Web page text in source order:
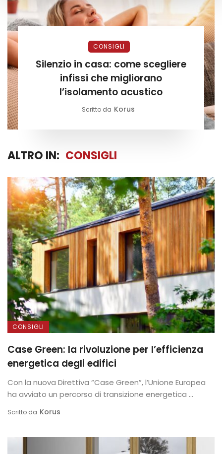
CONSIGLI
Silenzio in casa: come scegliere
infissi che migliorano
l’isolamento acustico
Scritto da Korus
ALTRO IN: CONSIGLI
CONSIGLI
Case Green: la rivoluzione per l’efficienza
energetica degli edifici
Con la nuova Direttiva “Case Green”, l’Unione Europea
ha avviato un percorso di transizione energetica ...
Scritto da Korus